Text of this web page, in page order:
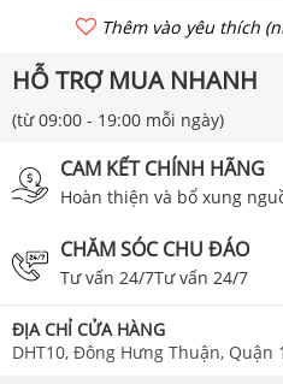
Thêm vào yêu thích
HỖ TRỢ MUA NHANH
(từ 09:00 - 19:00 mỗi ngày)
CAM KẾT CHÍNH HÃNG
Hoàn thiện và bổ xung
CHĂM SÓC CHU ĐÁO
Tư vấn 24/7Tư vấn 24/7
ĐỊA CHỈ CỬA HÀNG
DHT10, Đông Hưng Thuận, Quận